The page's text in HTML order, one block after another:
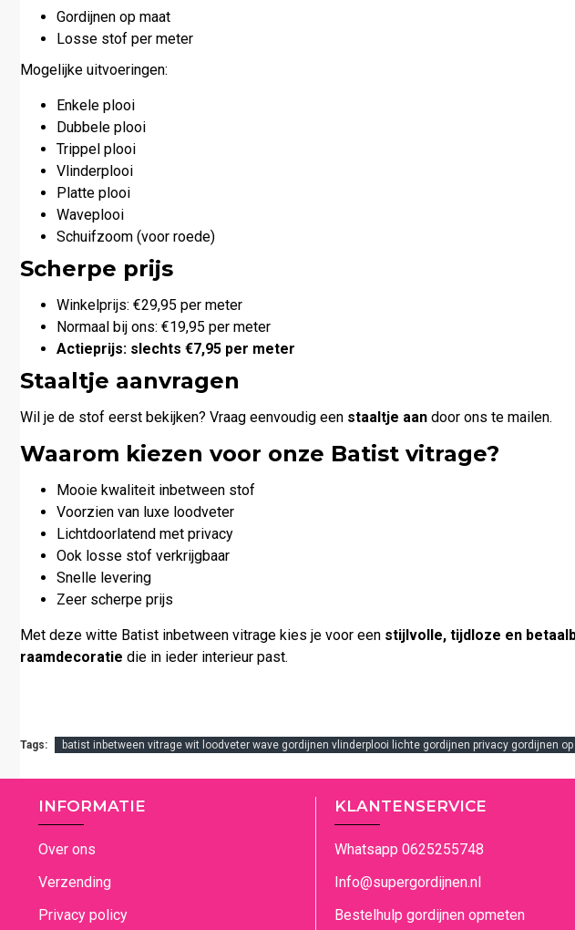
Gordijnen op maat
Losse stof per meter
Mogelijke uitvoeringen:
Enkele plooi
Dubbele plooi
Trippel plooi
Vlinderplooi
Platte plooi
Waveplooi
Schuifzoom (voor roede)
Scherpe prijs
Winkelprijs: €29,95 per meter
Normaal bij ons: €19,95 per meter
Actieprijs: slechts €7,95 per meter
Staaltje aanvragen
Wil je de stof eerst bekijken? Vraag eenvoudig een staaltje aan door ons te mailen.
Waarom kiezen voor onze Batist vitrage?
Mooie kwaliteit inbetween stof
Voorzien van luxe loodveter
Lichtdoorlatend met privacy
Ook losse stof verkrijgbaar
Snelle levering
Zeer scherpe prijs
Met deze witte Batist inbetween vitrage kies je voor een stijlvolle, tijdloze en
raamdecoratie die in ieder interieur past.
Tags: batist inbetween vitrage wit loodveter wave gordijnen vlinderplooi lichte gordijnen privacy gordijnen
INFORMATIE
Over ons
Verzending
Privacy policy
KLANTENSERVICE
Whatsapp 0625255748
Info@supergordijnen.nl
Bestelhulp gordijnen opmeten